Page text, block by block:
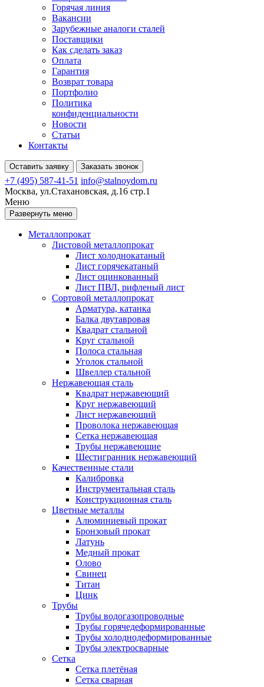
Горячая линия
Вакансии
Зарубежные аналоги сталей
Поставщики
Как сделать заказ
Оплата
Гарантия
Возврат товара
Портфолио
Политика
конфиденциальности
Новости
Статьи
Контакты
Оставить заявку Заказать звонок
+7 (495) 587-41-51 info@stalnoydom.ru
Москва, ул.Стахановская, д.16 стр.1
Меню
Развернуть меню
Металлопрокат
Листовой металлопрокат
Лист холоднокатаный
Лист горячекатаный
Лист оцинкованный
Лист ПВЛ, рифленый лист
Сортовой металлопрокат
Арматура, катанка
Балка двутавровая
Квадрат стальной
Круг стальной
Полоса стальная
Уголок стальной
Швеллер стальной
Нержавеющая сталь
Квадрат нержавеющий
Круг нержавеющий
Лист нержавеющий
Проволока нержавеющая
Сетка нержавеющая
Трубы нержавеющие
Шестигранник нержавеющий
Качественные стали
Калибровка
Инструментальная сталь
Конструкционная сталь
Цветные металлы
Алюминиевый прокат
Бронзовый прокат
Латунь
Медный прокат
Олово
Свинец
Титан
Цинк
Трубы
Трубы водогазопроводные
Трубы горячедеформированные
Трубы холоднодеформированные
Трубы электросварные
Сетка
Сетка плетёная
Сетка сварная